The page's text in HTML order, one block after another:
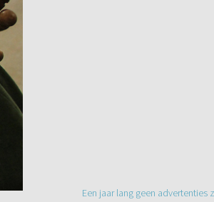
Een jaar lang geen advertenties